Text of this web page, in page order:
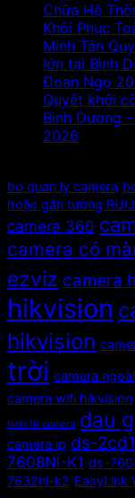
Chữa Hệ
Khôi Phục
Minh Tân
lớn tại Bình
Đoan Ngọ
Quyết khởi
Bình Dương
2026
bo quan ly camera
hoặc gắn tường
camera 360
camera có
ezviz camera
hikvision
hikvision
trời camera
camera wifi hikvision
hinh 16 camera dau
camera ip ds-
7608NI-K1 ds-
7632ni-k2 EasyLink